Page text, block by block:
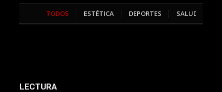
TODOS ESTÉTICA DEPORTES SALUD
LECTURA